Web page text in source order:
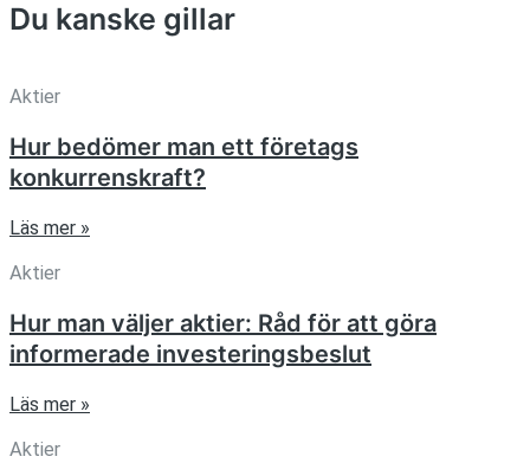
Du kanske gillar
Aktier
Hur bedömer man ett företags
konkurrenskraft?
Läs mer »
Aktier
Hur man väljer aktier: Råd för att göra
informerade investeringsbeslut
Läs mer »
Aktier